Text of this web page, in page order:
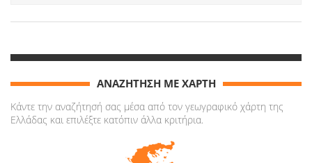
ΑΝΑΖΗΤΗΣΗ ΜΕ ΧΑΡΤΗ
Κάντε την αναζήτησή σας μέσα από τον γεωγραφικό χάρτη της
Ελλάδας και επιλέξτε κατόπιν άλλα κριτήρια.